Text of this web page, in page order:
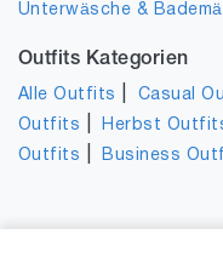
Unterwäsche &
Outfits Kategorien
Alle Outfits Casual
Outfits
Herbst
Outfits
Business